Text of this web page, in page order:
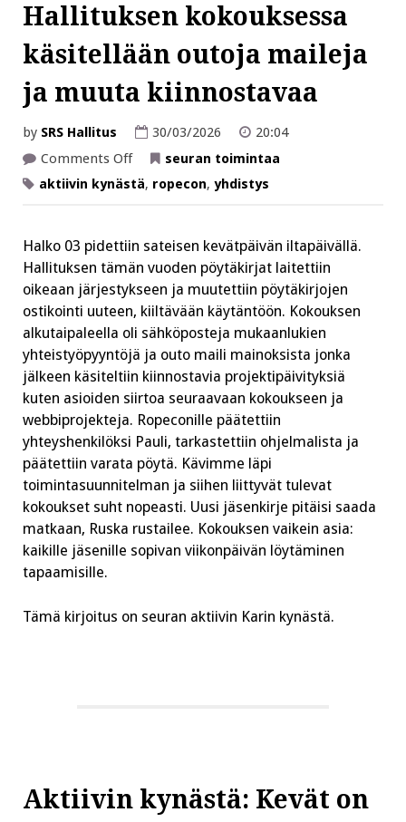
Hallituksen kokouksessa
käsitellään outoja maileja
ja muuta kiinnostavaa
by SRS Hallitus 30/03/2026
20:04
Comments Offon
kynästä:
Hallituksen
maileja
ja
muuta
kiinnostavaa
seuran toimintaa
aktiivin kynästä, ropecon, yhdistys
Halko 03 pidettiin sateisen kevätpäivän iltapäivällä.
Hallituksen tämän vuoden pöytäkirjat laitettiin
oikeaan järjestykseen ja muutettiin pöytäkirjojen
ostikointi uuteen, kiiltävään käytäntöön. Kokouksen
alkutaipaleella oli sähköposteja mukaanlukien
yhteistyöpyyntöjä ja outo maili mainoksista jonka
jälkeen käsiteltiin kiinnostavia projektipäivityksiä
kuten asioiden siirtoa seuraavaan kokoukseen ja
webbiprojekteja. Ropeconille päätettiin
yhteyshenkilöksi Pauli, tarkastettiin ohjelmalista ja
päätettiin varata pöytä. Kävimme läpi
toimintasuunnitelman ja siihen liittyvät tulevat
kokoukset suht nopeasti. Uusi jäsenkirje pitäisi saada
matkaan, Ruska rustailee. Kokouksen vaikein asia:
kaikille jäsenille sopivan viikonpäivän löytäminen
tapaamisille.
Tämä kirjoitus on seuran aktiivin Karin kynästä.
Aktiivin kynästä: Kevät on